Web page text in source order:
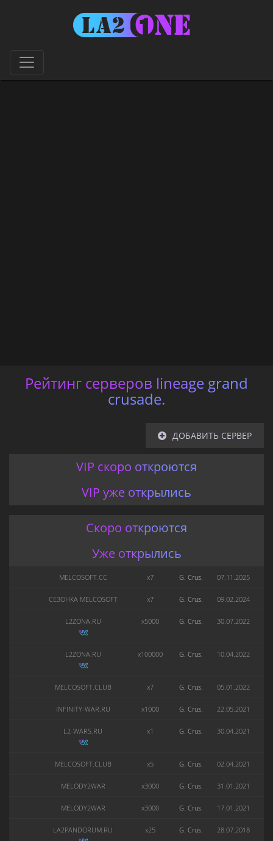
Рейтинг серверов lineage grand
crusade.
ДОБАВИТЬ СЕРВЕР
VIP скоро откроются
VIP уже открылись
Скоро откроются
Уже открылись
MELCOSOFT.CC x7 G. Crus. 07.11.2025
СЕЗОНКА MELCOSOFT x7 G. Crus. 09.02.2024
L2ZONA.RU x5000 G. Crus. 30.07.2022
L2ZONA.RU x100000 G. Crus. 10.04.2022
MELCOSOFT.CLUB x7 G. Crus. 05.01.2022
INFINITY-WAR.RU x1000 G. Crus. 22.05.2021
L2-WARS.RU x1 G. Crus. 30.04.2021
MELCOSOFT.CLUB x5 G. Crus. 02.04.2021
MELODY2WAR x3000 G. Crus. 31.01.2021
MELODY2WAR x3000 G. Crus. 17.01.2021
LA2PANDORUM.RU x25 G. Crus. 28.07.2018